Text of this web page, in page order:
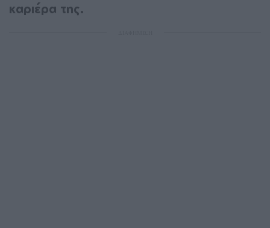
καριέρα της.